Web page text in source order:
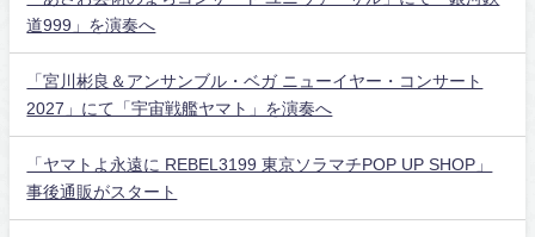
道999」を演奏へ
「宮川彬良＆アンサンブル・ベガ ニューイヤー・コンサート
2027」にて「宇宙戦艦ヤマト」を演奏へ
「ヤマトよ永遠に REBEL3199 東京ソラマチPOP UP SHOP」
事後通販がスタート